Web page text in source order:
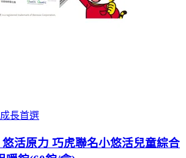
長首選
悠活原力 巧虎聯名小悠活兒童綜合